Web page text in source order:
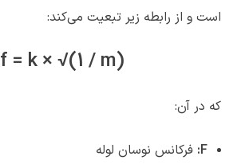
است و از رابطه زیر تبعیت می‌کند:
f = k × √(1 / m)
که در آن:
F: فرکانس نوسان لوله